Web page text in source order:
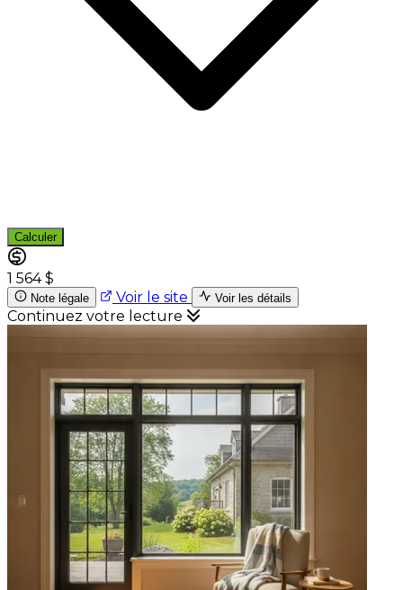
Calculer
1 564 $
Note légale Voir le site Voir les détails
Continuez votre lecture